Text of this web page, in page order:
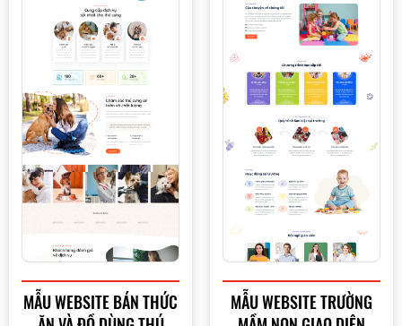
MẪU WEBSITE BÁN THỨC
MẪU WEBSITE TRƯỜNG